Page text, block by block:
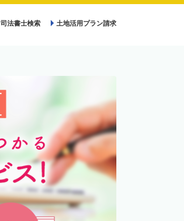
司法書士検索 土地活用プラン請求